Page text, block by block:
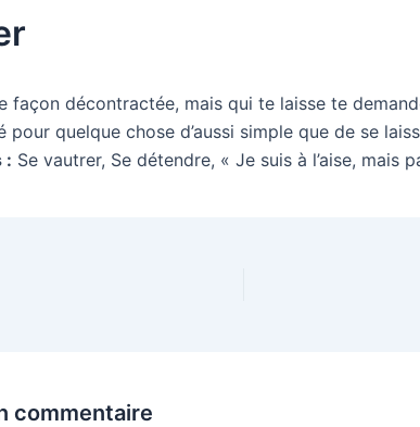
façon décontractée, mais qui te laisse te
pour quelque chose d’aussi simple que de se
: Se vautrer, Se détendre, « Je suis à l’aise, mais
commentaire